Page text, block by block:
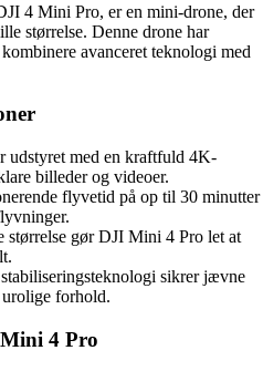
4 Mini Pro, er en mini-drone, der
størrelse. Denne drone har
avanceret teknologi med
udstyret med en kraftfuld 4K-
billeder og videoer.
flyvetid på op til 30 minutter
størrelse gør DJI Mini 4 Pro let at
sikrer jævne
urolige forhold.
4 Pro